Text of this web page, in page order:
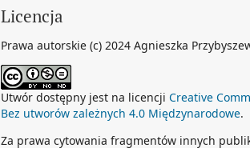
Licencja
Prawa autorskie (c) 2024 Agnieszka
Utwór dostępny jest na licencji Creative
Bez utworów zależnych 4.0 Międzynarodowe.
Za prawa cytowania fragmentów innych